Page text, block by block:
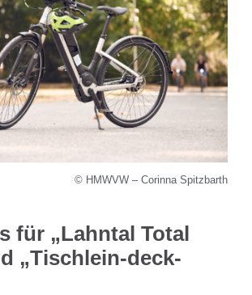
© HMWVW – Corinna Spitzbarth
für „Lahntal Total
„Tischlein-deck-